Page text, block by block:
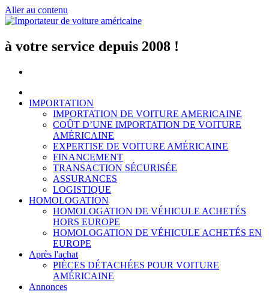
Aller au contenu
à votre service depuis 2008 !
IMPORTATION
IMPORTATION DE VOITURE AMERICAINE
COÛT D’UNE IMPORTATION DE VOITURE
AMÉRICAINE
EXPERTISE DE VOITURE AMÉRICAINE
FINANCEMENT
TRANSACTION SÉCURISÉE
ASSURANCES
LOGISTIQUE
HOMOLOGATION
HOMOLOGATION DE VÉHICULE ACHETÉS
HORS EUROPE
HOMOLOGATION DE VÉHICULE ACHETÉS EN
EUROPE
Après l'achat
PIÈCES DÉTACHÉES POUR VOITURE
AMÉRICAINE
Annonces